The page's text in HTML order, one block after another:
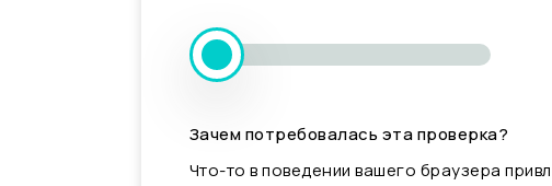
Зачем потребовалась эта проверка?
Что-то в поведении вашего браузера